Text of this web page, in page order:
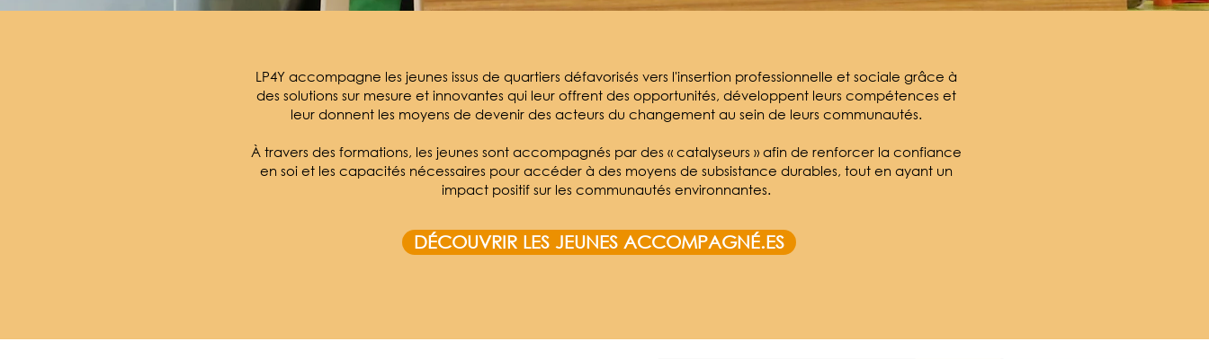
LP4Y accompagne les jeunes issus de quartiers défavorisés vers l'insertion professionnelle et sociale grâce à
des solutions sur mesure et innovantes qui leur offrent des opportunités, développent leurs compétences et
leur donnent les moyens de devenir des acteurs du changement au sein de leurs communautés.
À travers des formations, les jeunes sont accompagnés par des « catalyseurs » afin de renforcer la confiance
en soi et les capacités nécessaires pour accéder à des moyens de subsistance durables, tout en ayant un
impact positif sur les communautés environnantes.
DÉCOUVRIR LES JEUNES ACCOMPAGNÉ.ES